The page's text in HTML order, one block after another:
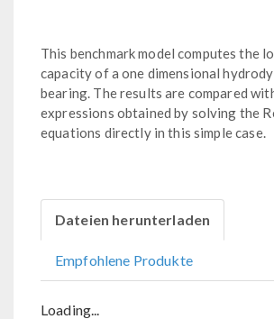
This benchmark model computes the
capacity of a one dimensional
bearing. The results are compared
expressions obtained by solving the
equations directly in this simple case.
Dateien herunterladen
Empfohlene Produkte
Loading...